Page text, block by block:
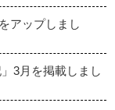
アップしまし
3月を掲載しまし